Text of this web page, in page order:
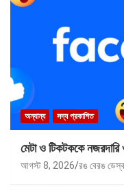
অন্যান্য সদ্য প্রকাশিত
মেটা ও টিকটককে
আগস্ট 8, 2026 রঙ বেরঙ